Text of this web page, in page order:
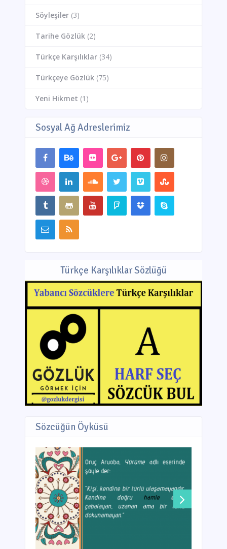
Söyleşiler(3)
Tarihe Gözlük(2)
Türkçe Karşılıklar(34)
Türkçeye Gözlük(75)
Yeni Hikmet (1)
Sosyal Ağ Adreslerimiz
Türkçe Karşılıklar Sözlüğü
Sözcüğün Öyküsü